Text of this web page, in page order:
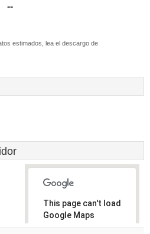
--
estimados, lea el descargo de
This page can't load
Google Maps
correctly.